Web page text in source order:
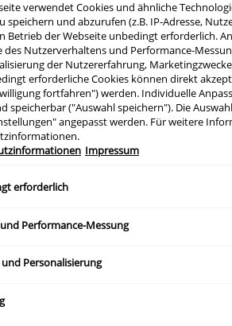
verwendet Cookies und ähnliche
speichern und abzurufen (z.B. IP-Adresse,
Betrieb der Webseite unbedingt erforderlich.
des Nutzerverhaltens und Performance-
der Nutzererfahrung,
erforderliche Cookies können direkt
fortfahren") werden. Individuelle
speicherbar ("Auswahl speichern"). Die
angepasst werden. Für weitere
Impressum
erforderlich
Performance-Messung
und Personalisierung